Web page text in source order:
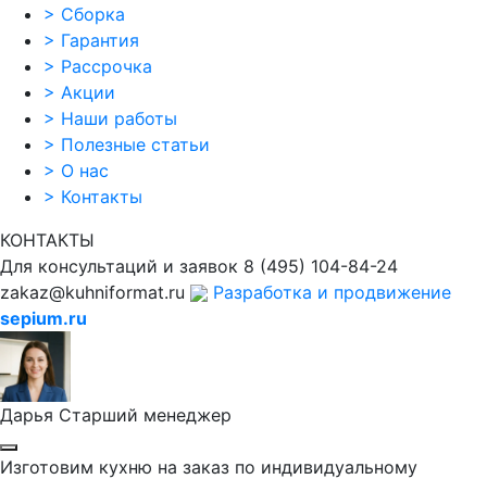
> Сборка
> Гарантия
> Рассрочка
> Акции
> Наши работы
> Полезные статьи
> О нас
> Контакты
КОНТАКТЫ
Для консультаций и заявок 8 (495) 104-84-24
zakaz@kuhniformat.ru
Разработка и продвижение
sepium.ru
Дарья Старший менеджер
Изготовим кухню на заказ по индивидуальному